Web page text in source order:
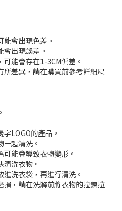
能會出現色差。
會出現誤差。
能會存在1-3CM偏差。
所差異，請在購買前參考詳細尺
LOGO的產品。
一起清洗。
能會導致衣物變形。
清洗衣物。
洗衣袋，再進行清洗。
損，請在洗滌前將衣物的拉鍊拉